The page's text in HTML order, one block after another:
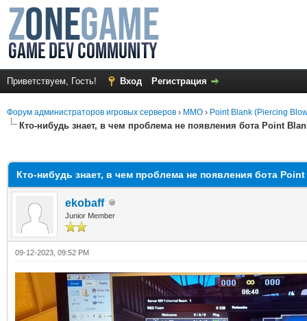
Приветствуем, Гость! Вход Регистрация
Форум администраторов игровых серверов › MMO › Point Blank (Piercing
Кто-нибудь знает, в чем проблема не появления бота Point
Кто-нибудь знает, в чем проблема не появления бота
ekobaff
Junior Member
09-12-2023, 09:52 PM